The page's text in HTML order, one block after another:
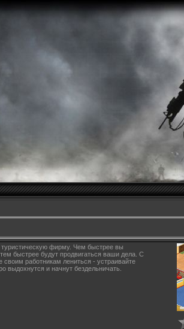
туристическую фирму. Чем быстрее вы
быстрее будут продвигаться ваши дела. С
своим работникам лениться - устраивайте
выдохнутся и начнут бездельничать.